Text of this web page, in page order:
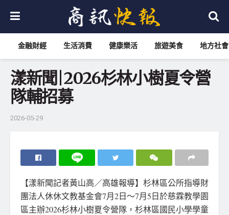
金融財經 生活消費 健康樂活 旅遊美食 地方社會
漾新聞|2026杉林小樹夏令營
隊輔招募
2026-05-29
【漾新聞記者黃山高／高雄報導】杉林區公所指導財
團法人休休文教基金會7月2日～7月5日於慈霖教學園
區主辦2026杉林小樹夏令營隊，杉林區國民小學學童